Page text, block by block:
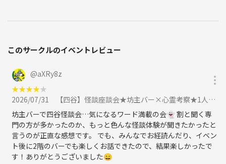
【スケジュール】
17:15 散策開始（下総国総鎮守参拝、八幡の藪知らず）
19:00 散策終了
19:15〜 希望者は懇親会へ！（懇親会費用は各自のご負担となりま
※盛り上がるので延長の可能性有り！
※途中入退場可能です♪
※領収書をご希望の方は事前にお伝え下さい。
このサークルのイベントレビュー
@aXRy8z
★★★★★
2026/07/31
【四谷】怪談座談会★坊主バー×心霊考察★1人参加&初心者歓迎!怪談好き同士の楽しいご縁を♪に参加
坊主バーで四谷怪談会…気になるワード満載の会👻 割と聞く専
門の方が多かったのか、もっと色んな怪談体験が聞きたかったと
言うのが正直な感想です。 でも、みんなでお経読んだり、イベン
ト後に2階のバーでも楽しくお話できたので、結果楽しかったで
す！ありがとうございました😄